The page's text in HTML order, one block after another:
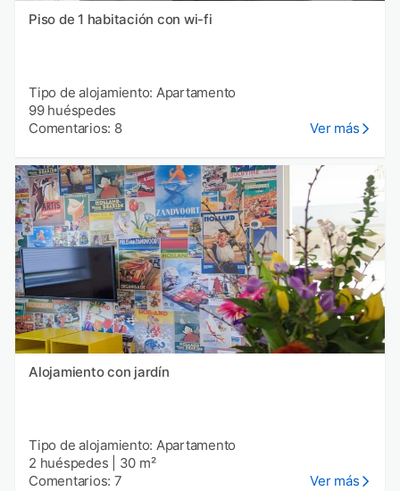
Piso de 1 habitación con wi-fi
Tipo de alojamiento: Apartamento
99 huéspedes
Comentarios: 8
Ver más
Alojamiento con jardín
Tipo de alojamiento: Apartamento
2 huéspedes
30 m²
Comentarios: 7
Ver más